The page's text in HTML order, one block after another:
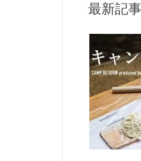
最新記事